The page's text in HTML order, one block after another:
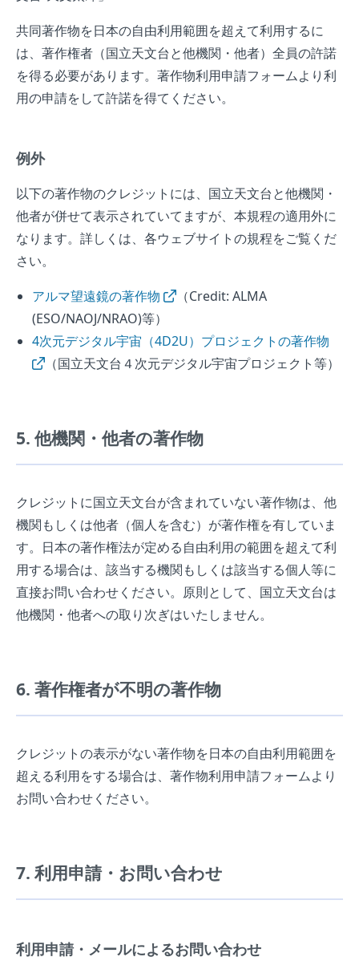
共同著作物を日本の自由利用範囲を超えて利用するに
は、著作権者（国立天文台と他機関・他者）全員の許諾
を得る必要があります。著作物利用申請フォームより利
用の申請をして許諾を得てください。
例外
以下の著作物のクレジットには、国立天文台と他機関・
他者が併せて表示されていてますが、本規程の適用外に
なります。詳しくは、各ウェブサイトの規程をご覧くだ
さい。
アルマ望遠鏡の著作物
（Credit: ALMA
(ESO/NAOJ/NRAO)等）
4次元デジタル宇宙（4D2U）プロジェクトの著作物
（国立天文台４次元デジタル宇宙プロジェクト等）
5. 他機関・他者の著作物
クレジットに国立天文台が含まれていない著作物は、他
機関もしくは他者（個人を含む）が著作権を有していま
す。日本の著作権法が定める自由利用の範囲を超えて利
用する場合は、該当する機関もしくは該当する個人等に
直接お問い合わせください。原則として、国立天文台は
他機関・他者への取り次ぎはいたしません。
6. 著作権者が不明の著作物
クレジットの表示がない著作物を日本の自由利用範囲を
超える利用をする場合は、著作物利用申請フォームより
お問い合わせください。
7. 利用申請・お問い合わせ
利用申請・メールによるお問い合わせ